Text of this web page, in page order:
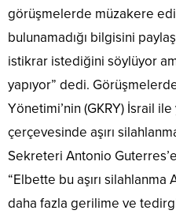
görüşmelerde müzakere
bulunamadığı bilgisini
istikrar istediğini söylüyor
yapıyor” dedi.
Yönetimi’nin (GKRY) İsrail ile
çerçevesinde aşırı
Sekreteri Antonio
“Elbette bu aşırı silahlanma
daha fazla gerilime ve